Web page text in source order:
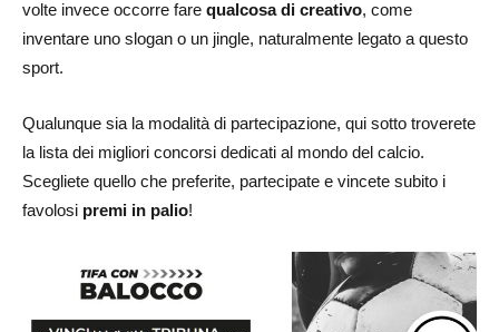
volte invece occorre fare qualcosa di creativo, come
inventare uno slogan o un jingle, naturalmente legato a questo
sport.
Qualunque sia la modalità di partecipazione, qui sotto troverete
la lista dei migliori concorsi dedicati al mondo del calcio.
Scegliete quello che preferite, partecipate e vincete subito i
favolosi premi in palio!